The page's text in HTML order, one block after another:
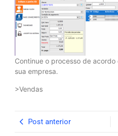
Continue o processo de
sua empresa.
>Vendas
Post anterior